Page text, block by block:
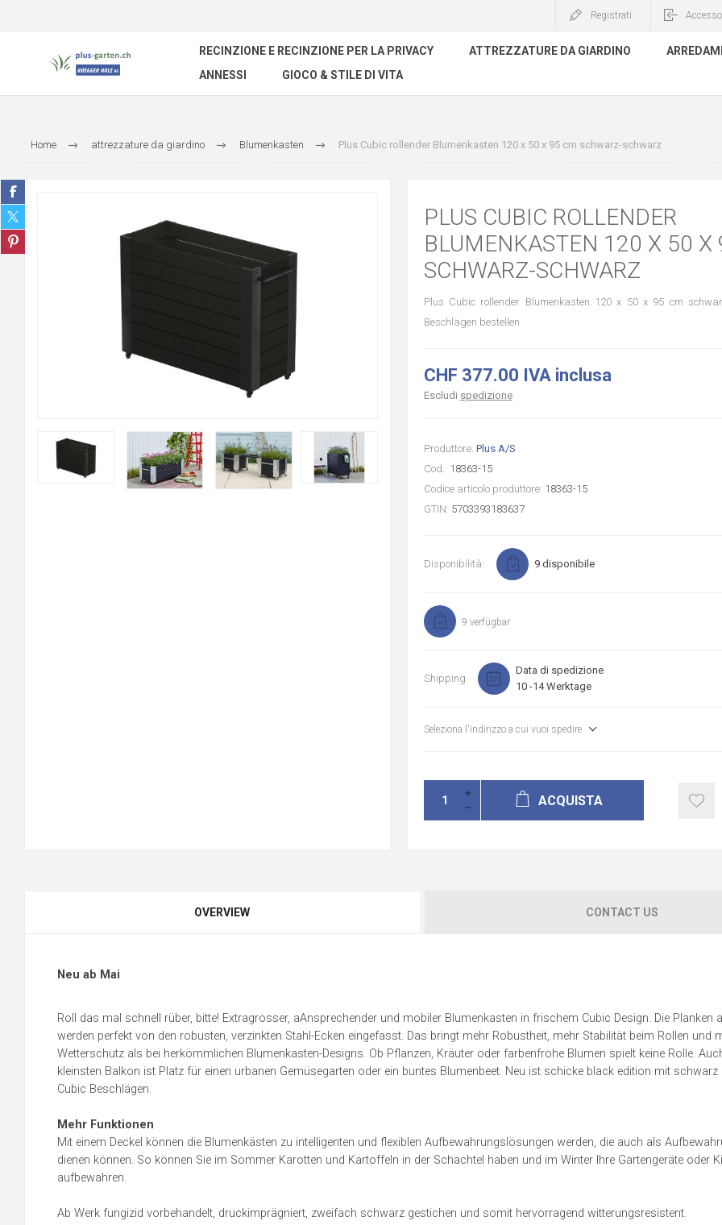
Registrati Accesso
RECINZIONE E RECINZIONE PER LA PRIVACY ATTREZZATURE DA GIARDINO
ANNESSI
GIOCO & STILE DI VITA
Home attrezzature da giardino Blumenkasten Plus Cubic rollender Blumenkasten 120 x 50 x 95 cm schwarz-schwarz
PLUS CUBIC ROLLENDER
BLUMENKASTEN 120 X 50 X
SCHWARZ-SCHWARZ
Plus Cubic rollender Blumenkasten 120 x 50 x 95 cm
Beschlägen bestellen
CHF 377.00 IVA inclusa
Escludi spedizione
Produttore: Plus A/S
Cod.: 18363-15
Codice articolo produttore: 18363-15
GTIN: 5703393183637
Disponibilità: 9 disponibile
9 verfügbar
Shipping
Data di spedizione
10 -14 Werktage
Seleziona l'indirizzo a cui vuoi spedire
ACQUISTA
OVERVIEW CONTACT US
Neu ab Mai
Roll das mal schnell rüber, bitte! Extragrosser, aAnsprechender und mobiler Blumenkasten in frischem Cubic Design. Die Planken
werden perfekt von den robusten, verzinkten Stahl-Ecken eingefasst. Das bringt mehr Robustheit, mehr Stabilität beim Rollen und
Wetterschutz als bei herkömmlichen Blumenkasten-Designs. Ob Pflanzen, Kräuter oder farbenfrohe Blumen spielt keine Rolle.
kleinsten Balkon ist Platz für einen urbanen Gemüsegarten oder ein buntes Blumenbeet. Neu ist schicke black edition mit schwarz
Cubic Beschlägen.
Mehr Funktionen
Mit einem Deckel können die Blumenkästen zu intelligenten und flexiblen Aufbewahrungslösungen werden, die auch als
dienen können. So können Sie im Sommer Karotten und Kartoffeln in der Schachtel haben und im Winter Ihre Gartengeräte oder
aufbewahren.
Ab Werk fungizid vorbehandelt, druckimprägniert, zweifach schwarz gestichen und somit hervorragend witterungsresistent.